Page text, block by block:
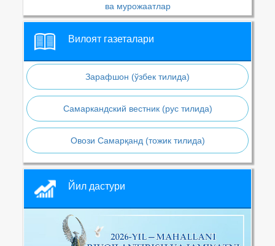
ва мурожаатлар
Вилоят газеталари
Зарафшон (ўзбек тилида)
Самаркандский вестник (рус тилида)
Овози Самарқанд (тожик тилида)
Йил дастури